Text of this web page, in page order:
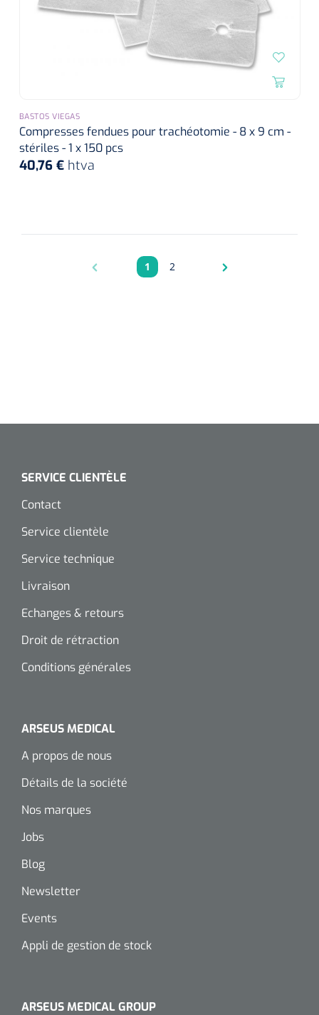
BASTOS VIEGAS
Compresses fendues pour trachéotomie - 8 x 9 cm -
stériles - 1 x 150 pcs
40,76 € htva
Pagina
1 Pagina
2
SERVICE CLIENTÈLE
Contact
Service clientèle
Service technique
Livraison
Echanges & retours
Droit de rétraction
Conditions générales
ARSEUS MEDICAL
A propos de nous
Détails de la société
Nos marques
Jobs
Blog
Newsletter
Events
Appli de gestion de stock
ARSEUS MEDICAL GROUP